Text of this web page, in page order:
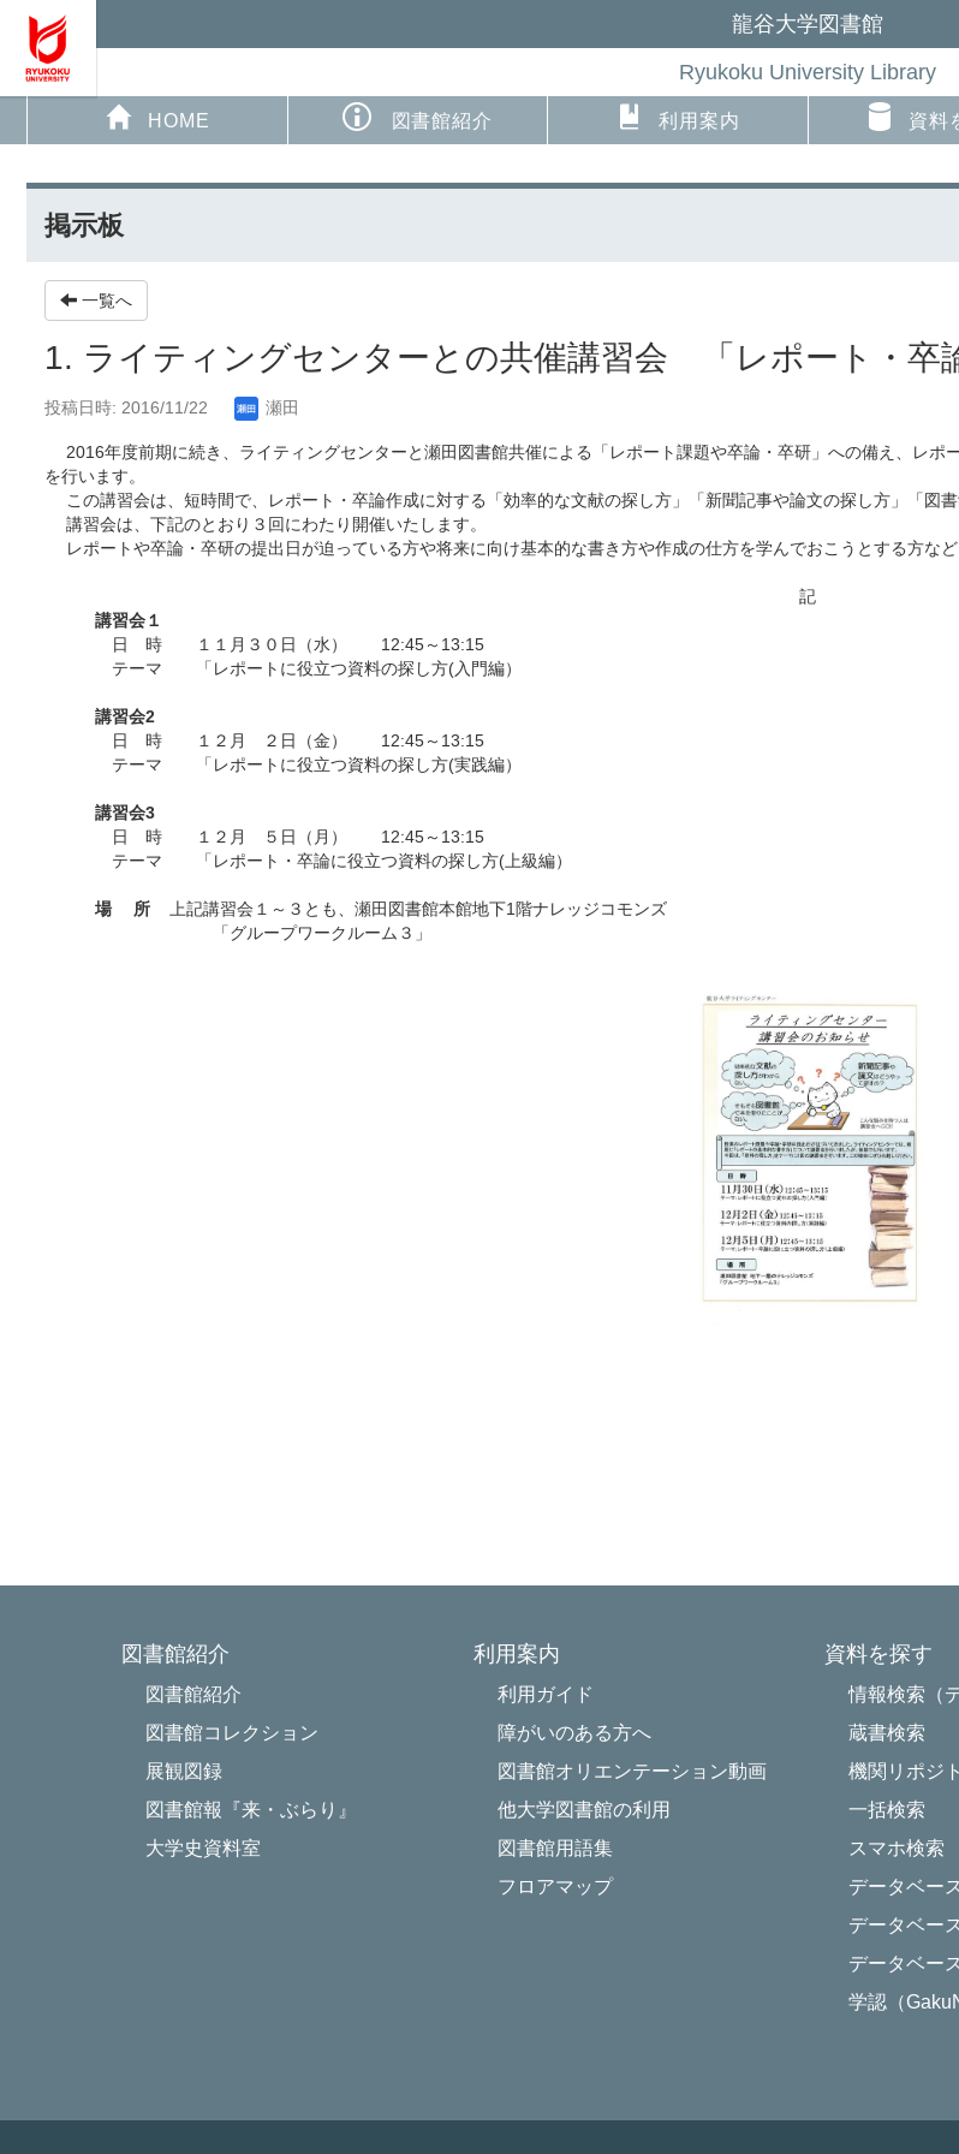
龍谷大学図書館
Ryukoku University Library
HOME 図書館紹介 利用案内 資料
掲示板
一覧へ
1. ライティングセンターとの共催講習会 「レポート・卒
投稿日時: 2016/11/22 瀬田
2016年度前期に続き、ライティングセンターと瀬田図書館共催による「レポート課題や卒論・卒研」への備え、レポ
を行います。
この講習会は、短時間で、レポート・卒論作成に対する「効率的な文献の探し方」「新聞記事や論文の探し方」「図
講習会は、下記のとおり３回にわたり開催いたします。
レポートや卒論・卒研の提出日が迫っている方や将来に向け基本的な書き方や作成の仕方を学んでおこうとする方な
記
講習会１
日 時 １１月３０日（水） 12:45～13:15
テーマ 「レポートに役立つ資料の探し方(入門編）
講習会2
日 時 １２月 ２日（金） 12:45～13:15
テーマ 「レポートに役立つ資料の探し方(実践編）
講習会3
日 時 １２月 ５日（月） 12:45～13:15
テーマ 「レポート・卒論に役立つ資料の探し方(上級編）
場 所
上記講習会１～３とも、瀬田図書館本館地下1階ナレッジコモンズ
「グループワークルーム３」
図書館紹介
図書館紹介
図書館コレクション
展観図録
図書館報『来・ぶらり』
大学史資料室
利用案内
利用ガイド
障がいのある方へ
図書館オリエンテーション動画
他大学図書館の利用
図書館用語集
フロアマップ
資料を探す
情報検索（
蔵書検索
機関リポジ
一括検索
スマホ検索
データベー
データベー
データベー
学認（
Powered by NetCommons